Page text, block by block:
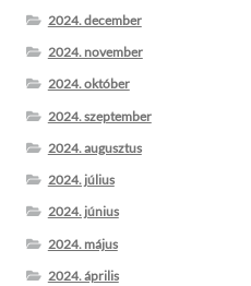
2024. december
2024. november
2024. október
2024. szeptember
2024. augusztus
2024. július
2024. június
2024. május
2024. április